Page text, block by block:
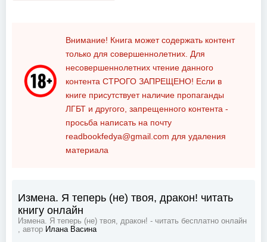
Внимание! Книга может содержать контент
только для совершеннолетних. Для
несовершеннолетних чтение данного
контента СТРОГО ЗАПРЕЩЕНО! Если в
книге присутствует наличие пропаганды
ЛГБТ и другого, запрещенного контента -
просьба написать на почту
readbookfedya@gmail.com для удаления
материала
Измена. Я теперь (не) твоя, дракон! читать
книгу онлайн
Измена. Я теперь (не) твоя, дракон! - читать бесплатно онлайн
, автор Илана Васина